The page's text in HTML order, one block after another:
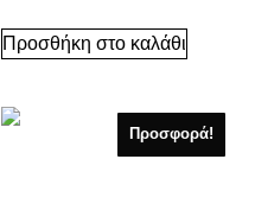
Προσθήκη στο καλάθι
Προσφορά!